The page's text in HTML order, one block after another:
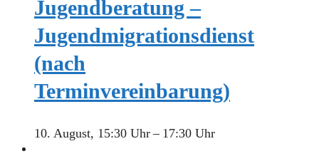
Jugendberatung –
Jugendmigrationsdienst
(nach
Terminvereinbarung)
10. August, 15:30 Uhr– 17:30 Uhr